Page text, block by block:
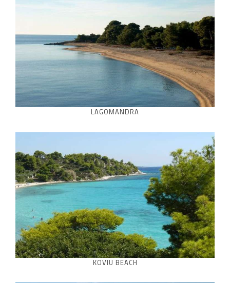
LAGOMANDRA
KOVIU BEACH